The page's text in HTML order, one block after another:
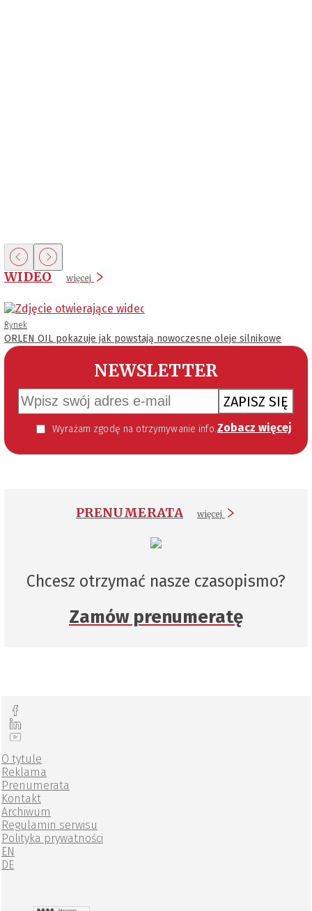
WIDEO więcej
Rynek
ORLEN OIL pokazuje jak powstają nowoczesne oleje silnikowe
NEWSLETTER
ZAPISZ SIĘ
Wyrażam zgodę na otrzymywanie informacji handlowej kierowanej do mnie za pomocą środków komunikacji elektronicznej w szczególności poczty elektronicznej zgodnie z przepisem art. 10 ust 2 ustawy z dnia 18 lipca 2002 roku o świadczeniu usług drogą elektroniczną (Dz. U. 144 z 2002 r. poz. 1204). Zgoda jest dobrowolna, jednak jej wyrażenie jest konieczne, aby otrzymywać newsletter. Zobacz więcej
PRENUMERATA więcej
Chcesz otrzymać nasze czasopismo?
Zamów prenumeratę
O tytule
Reklama
Prenumerata
Kontakt
Archiwum
Regulamin serwisu
Polityka prywatności
EN
DE